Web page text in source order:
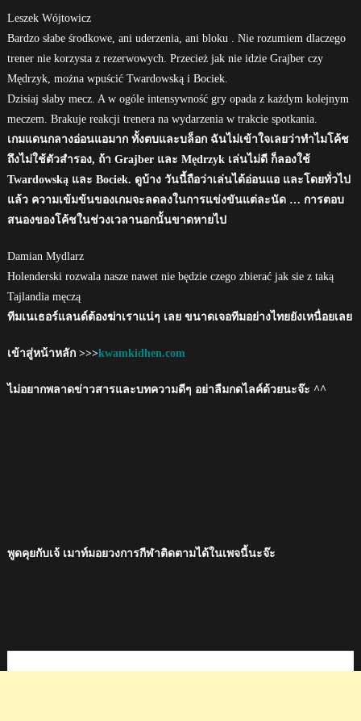
Leszek Wójtowicz
Bardzo słabe środkowe, ani uderzenia, ani bloku . Nie rozumiem dlaczego
trener nie korzysta z rezerwowych. Przecież jak nie idzie Grajber czy
Mędrzyk, można wpuścić Twardowską i Bociek.
Dzisiaj słaby mecz. A w ogóle intensywność gry opada z każdym kolejnym
meczem. Brakuje reakcji trenera na wydarzenia w trakcie spotkania.
เกมแดนกลางอ่อนแอมาก ทั้งตบและบล็อก ฉันไม่เข้าใจเลยว่าทำไมโค้ช
ถึงไม่ใช้ตัวสำรอง, ถ้า Grajber และ Mędrzyk เล่นไม่ดี ก็ลองใช้
Twardowską และ Bociek. ดูบ้าง วันนี้ถือว่าเล่นได้อ่อนแอ และโดยทั่วไป
แล้ว ความเข้มข้นของเกมจะลดลงในการแข่งขันแต่ละนัด … การตอบ
สนองของโค้ชในช่วงเวลานอกนั้นขาดหายไป
Damian Mydlarz
Holenderski rozwala nasze nawet nie będzie czego zbierać jak sie z taką
Tajlandia męczą
ทีมเนเธอร์แลนด์ต้องฆ่าเราแน่ๆ เลย ขนาดเจอทีมอย่างไทยยังเหนื่อยเลย
เข้าสู่หน้าหลัก >>>kwamkidhen.com
ไม่อยากพลาดข่าวสารและบทความดีๆ อย่าลืมกดไลค์ด้วยนะจ๊ะ ^^
พูดคุยกับเจ้ เมาท์มอยวงการกีฬาติดตามได้ในเพจนี้นะจ๊ะ